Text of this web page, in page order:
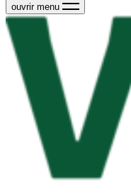
ouvrir menu